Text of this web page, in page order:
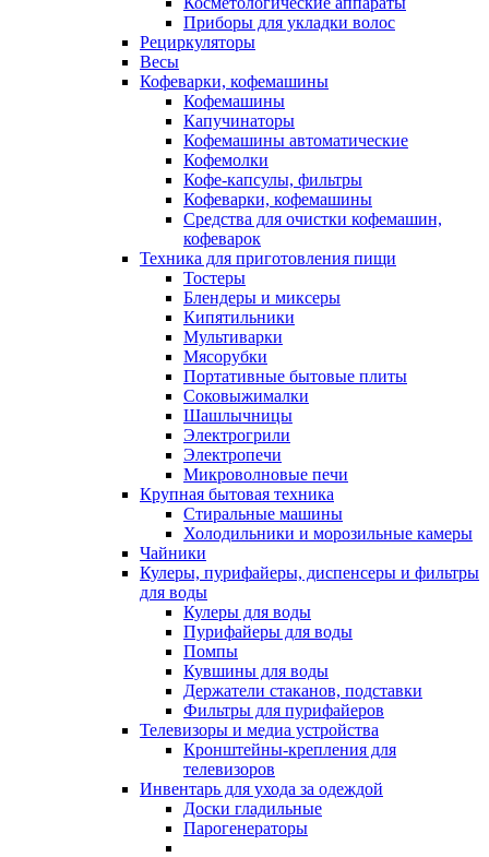
Приборы для укладки волос
Рециркуляторы
Весы
Кофеварки, кофемашины
Кофемашины
Капучинаторы
Кофемашины автоматические
Кофемолки
Кофе-капсулы, фильтры
Кофеварки, кофемашины
Средства для очистки кофемашин,
кофеварок
Техника для приготовления пищи
Тостеры
Блендеры и миксеры
Кипятильники
Мультиварки
Мясорубки
Портативные бытовые плиты
Соковыжималки
Шашлычницы
Электрогрили
Электропечи
Микроволновые печи
Крупная бытовая техника
Стиральные машины
Холодильники и морозильные камеры
Чайники
Кулеры, пурифайеры, диспенсеры и фильтры
для воды
Кулеры для воды
Пурифайеры для воды
Помпы
Кувшины для воды
Держатели стаканов, подставки
Фильтры для пурифайеров
Телевизоры и медиа устройства
Кронштейны-крепления для
телевизоров
Инвентарь для ухода за одеждой
Доски гладильные
Парогенераторы